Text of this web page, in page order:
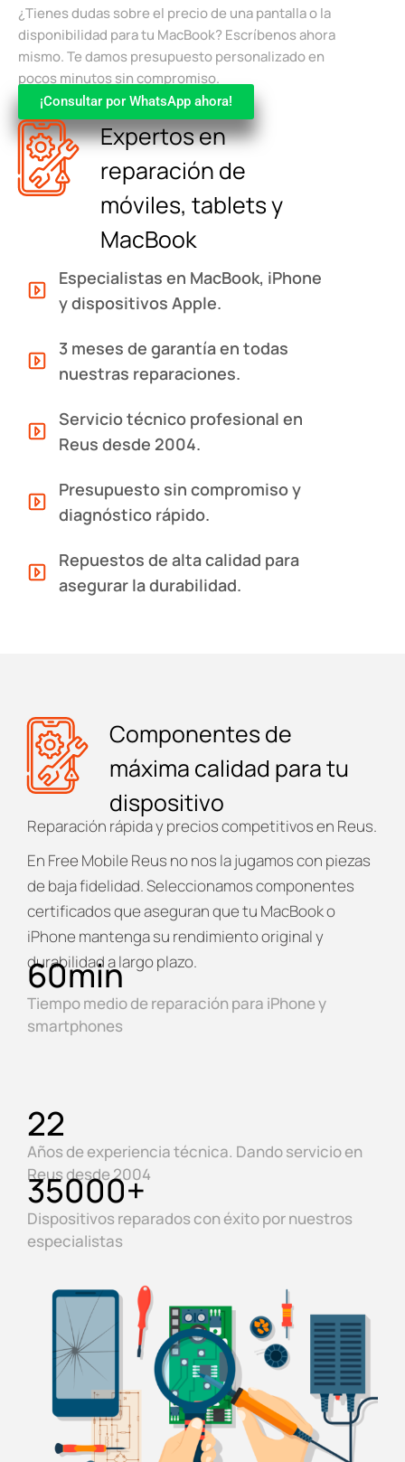
¿Tienes dudas sobre el precio de una pantalla o la
disponibilidad para tu MacBook? Escríbenos ahora
mismo. Te damos presupuesto personalizado en
pocos minutos sin compromiso.
¡Consultar por WhatsApp ahora!
Expertos en
reparación de
móviles, tablets y
MacBook
Especialistas en MacBook, iPhone
y dispositivos Apple.
3 meses de garantía en todas
nuestras reparaciones.
Servicio técnico profesional en
Reus desde 2004.
Presupuesto sin compromiso y
diagnóstico rápido.
Repuestos de alta calidad para
asegurar la durabilidad.
Componentes de
máxima calidad para tu
dispositivo
Reparación rápida y precios competitivos en Reus.
En Free Mobile Reus no nos la jugamos con piezas
de baja fidelidad. Seleccionamos componentes
certificados que aseguran que tu MacBook o
iPhone mantenga su rendimiento original y
durabilidad a largo plazo.
Tiempo medio de reparación para iPhone y
smartphones
60min
Años de experiencia técnica. Dando servicio en
Reus desde 2004
22
Dispositivos reparados con éxito por nuestros
especialistas
35000+